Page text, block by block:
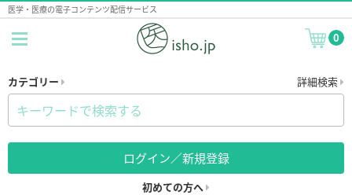
医学・医療の電子コンテンツ配信サービス
0
カテゴリー 詳細検索
ログイン／新規登録
初めての方へ